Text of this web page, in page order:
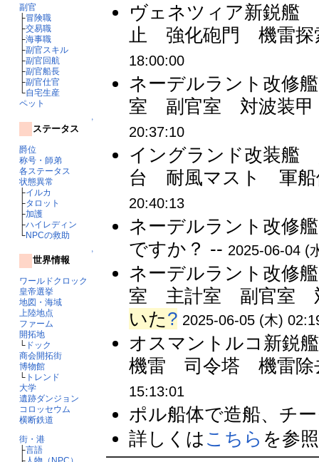
副官
├冒険職
├交易職
├海事職
├副官スキル
├副官回航
├副官船長
├副官仕官
└自宅生産
ペット
↑
ステータス
爵位
称号・師弟
各ステータス
状態異常
├イルカ
├タロット
├加護
├ハイレディン
└NPCの救助
↑
世界情報
ワールドクロック
皇帝選挙
地図・海域
上陸地点
ファーム
開拓地
└ドック
商会開拓街
博物館
└トレンド
大学
遺跡ダンジョン
コロッセウム
横断鉄道
街・港
├言語
ヴェネツィア新鋭
止 強化砲門 機雷
18:00:00
ネーデルラント改
室 副官室 対波装
20:37:10
イングランド改装
台 耐風マスト 軍
20:40:13
ネーデルラント改修
ですか？ -- 2025-06-04 (
ネーデルラント改
室 主計室 副官室
いた? 2025-06-05 (木)
オスマントルコ新
機雷 司令塔 機雷
15:13:01
ポル船体で造船、チ
詳しくは こちら を参